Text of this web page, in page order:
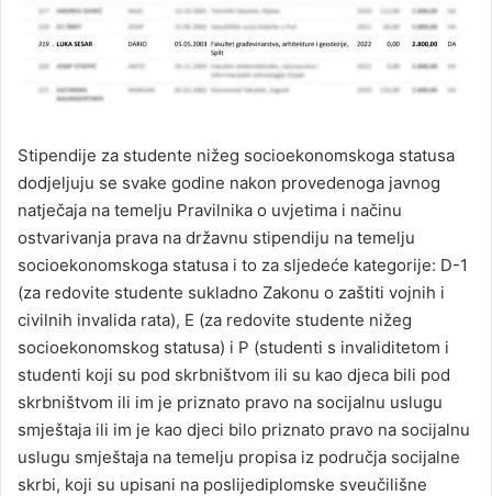
Stipendije za studente nižeg socioekonomskoga statusa
dodjeljuju se svake godine nakon provedenoga javnog
natječaja na temelju Pravilnika o uvjetima i načinu
ostvarivanja prava na državnu stipendiju na temelju
socioekonomskoga statusa i to za sljedeće kategorije: D-1
(za redovite studente sukladno Zakonu o zaštiti vojnih i
civilnih invalida rata), E (za redovite studente nižeg
socioekonomskog statusa) i P (studenti s invaliditetom i
studenti koji su pod skrbništvom ili su kao djeca bili pod
skrbništvom ili im je priznato pravo na socijalnu uslugu
smještaja ili im je kao djeci bilo priznato pravo na socijalnu
uslugu smještaja na temelju propisa iz područja socijalne
skrbi, koji su upisani na poslijediplomske sveučilišne